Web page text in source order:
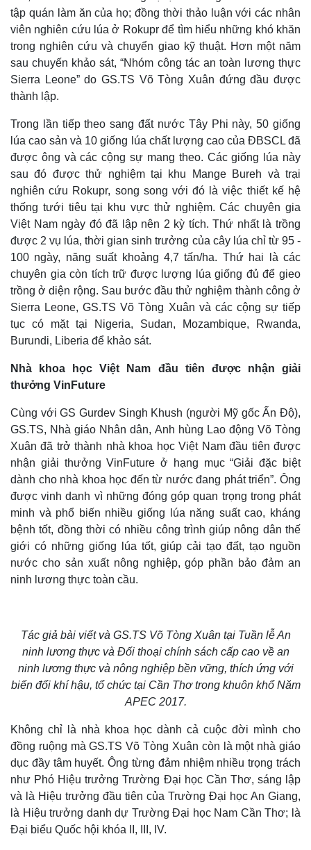
Doanh nghiệp
Thông tin doanh nghiệp
Doanh nghiệp 24h
Doanh nhân
Vì cộng đồng
Công nghệ
Sành điệu
Tin Công nghệ
Trải nghiệm
Chuyển đổi số
Sức khỏe
Dinh dưỡng - món ngon
Cây thuốc
Sản phụ khoa
Nhi khoa
Nam khoa
Làm đẹp - giảm cân
Phòng mạch online
Đời sống
Nhà đẹp
Tình yêu - Gia đình
tập quán làm ăn của họ; đồng thời thảo luận với các nhân
viên nghiên cứu lúa ở Rokupr để tìm hiểu những khó khăn
trong nghiên cứu và chuyển giao kỹ thuật. Hơn một năm
sau chuyến khảo sát, “Nhóm công tác an toàn lương thực
Sierra Leone” do GS.TS Võ Tòng Xuân đứng đầu được
thành lập.
Trong lần tiếp theo sang đất nước Tây Phi này, 50 giống
lúa cao sản và 10 giống lúa chất lượng cao của ĐBSCL đã
được ông và các cộng sự mang theo. Các giống lúa này
sau đó được thử nghiệm tại khu Mange Bureh và trại
nghiên cứu Rokupr, song song với đó là việc thiết kế hệ
thống tưới tiêu tại khu vực thử nghiệm. Các chuyên gia
Việt Nam ngày đó đã lập nên 2 kỳ tích. Thứ nhất là trồng
được 2 vụ lúa, thời gian sinh trưởng của cây lúa chỉ từ 95 -
100 ngày, năng suất khoảng 4,7 tấn/ha. Thứ hai là các
chuyên gia còn tích trữ được lượng lúa giống đủ để gieo
trồng ở diện rộng. Sau bước đầu thử nghiệm thành công ở
Sierra Leone, GS.TS Võ Tòng Xuân và các cộng sự tiếp
tục có mặt tại Nigeria, Sudan, Mozambique, Rwanda,
Burundi, Liberia để khảo sát.
Nhà khoa học Việt Nam đầu tiên được nhận giải
thưởng VinFuture
Cùng với GS Gurdev Singh Khush (người Mỹ gốc Ấn Độ),
GS.TS, Nhà giáo Nhân dân, Anh hùng Lao động Võ Tòng
Xuân đã trở thành nhà khoa học Việt Nam đầu tiên được
nhận giải thưởng VinFuture ở hạng mục “Giải đặc biệt
dành cho nhà khoa học đến từ nước đang phát triển”. Ông
được vinh danh vì những đóng góp quan trọng trong phát
minh và phổ biến nhiều giống lúa năng suất cao, kháng
bệnh tốt, đồng thời có nhiều công trình giúp nông dân thế
giới có những giống lúa tốt, giúp cải tạo đất, tạo nguồn
nước cho sản xuất nông nghiệp, góp phần bảo đảm an
ninh lương thực toàn cầu.
Tác giả bài viết và GS.TS Võ Tòng Xuân tại Tuần lễ An
ninh lương thực và Đối thoại chính sách cấp cao về an
ninh lương thực và nông nghiệp bền vững, thích ứng với
biến đổi khí hậu, tổ chức tại Cần Thơ trong khuôn khổ Năm
APEC 2017.
Không chỉ là nhà khoa học dành cả cuộc đời mình cho
đồng ruộng mà GS.TS Võ Tòng Xuân còn là một nhà giáo
dục đầy tâm huyết. Ông từng đảm nhiệm nhiều trọng trách
như Phó Hiệu trưởng Trường Đại học Cần Thơ, sáng lập
và là Hiệu trưởng đầu tiên của Trường Đại học An Giang,
là Hiệu trưởng danh dự Trường Đại học Nam Cần Thơ; là
Đại biểu Quốc hội khóa II, III, IV.